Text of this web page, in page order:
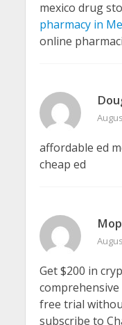
mexico drug
pharmacy in
online
affordable ed
cheap ed
Mop
Get $200 in
free trial
subscribe to